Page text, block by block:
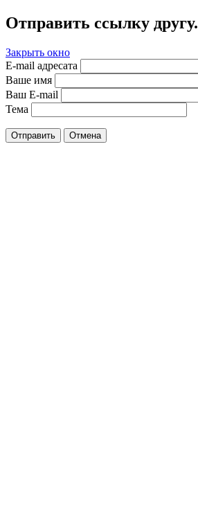
Отправить ссылку другу.
Закрыть окно
E-mail адресата
Ваше имя
Ваш E-mail
Тема
Отправить Отмена